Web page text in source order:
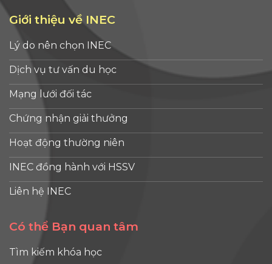
Giới thiệu về INEC
Lý do nên chọn INEC
Dịch vụ tư vấn du học
Mạng lưới đối tác
Chứng nhận giải thưởng
Hoạt động thường niên
INEC đồng hành với HSSV
Liên hệ INEC
Có thể Bạn quan tâm
Tìm kiếm khóa học